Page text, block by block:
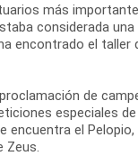
más
considerada
encontrado el
de
especiales
encuentra el
Zeus.